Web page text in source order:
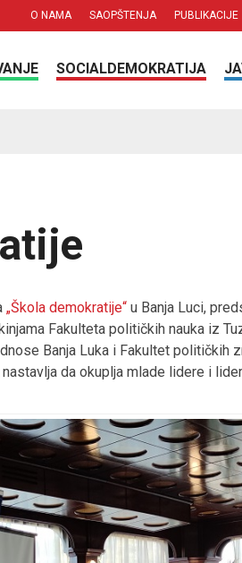
O NAMA SAOPŠTENJA PUBLIKACIJE
SOCIALDEMOKRATIJA
„Škola demokratije“ u Banja Luci,
Fakulteta političkih nauka iz
Banja Luka i Fakultet političkih
nastavlja da okuplja mlade lidere i